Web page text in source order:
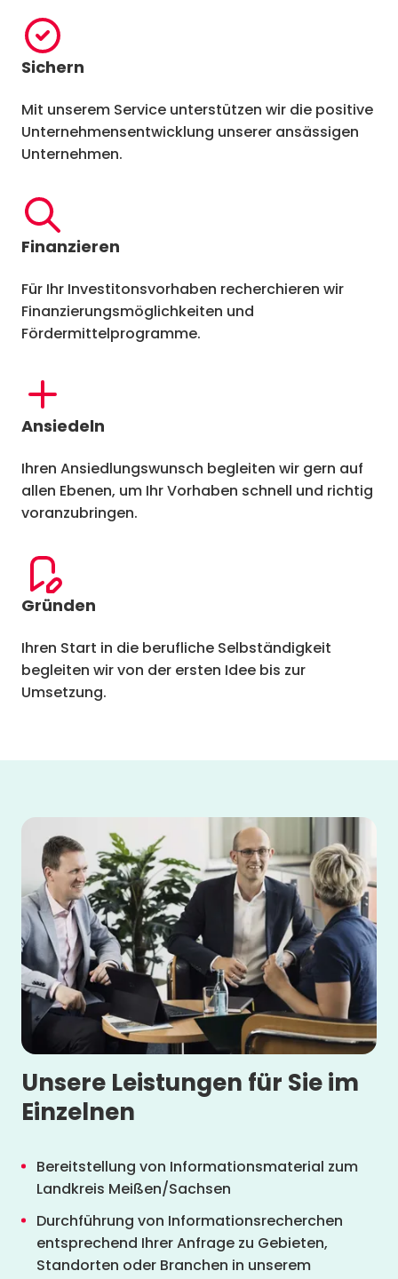
Sichern
Mit unserem Service unterstützen wir die positive
Unternehmensentwicklung unserer ansässigen
Unternehmen.
Finanzieren
Für Ihr Investitonsvorhaben recherchieren wir
Finanzierungsmöglichkeiten und
Fördermittelprogramme.
Ansiedeln
Ihren Ansiedlungswunsch begleiten wir gern auf
allen Ebenen, um Ihr Vorhaben schnell und richtig
voranzubringen.
Gründen
Ihren Start in die berufliche Selbständigkeit
begleiten wir von der ersten Idee bis zur
Umsetzung.
Unsere Leistungen für Sie im
Einzelnen
Bereitstellung von Informationsmaterial zum
Landkreis Meißen/Sachsen
Durchführung von Informationsrecherchen
entsprechend Ihrer Anfrage zu Gebieten,
Standorten oder Branchen in unserem